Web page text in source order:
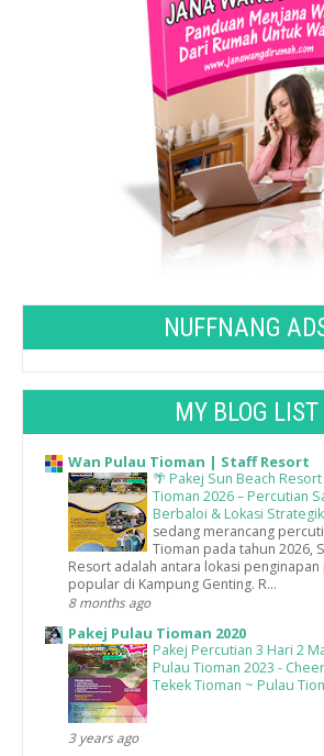
NUFFNANG
MY BLOG LIST
Wan Pulau Tioman | Staff Resort
🌴 Pakej Sun Beach
Tioman 2026 – Percutian
Berbaloi & Lokasi Strategik
sedang merancang
Tioman pada tahun 2026,
Resort adalah antara lokasi penginapan
popular di Kampung Genting. R...
8 months ago
Pakej Pulau Tioman 2020
Pakej Percutian 3 Hari 2
Pulau Tioman 2023 -
Tekek Tioman ~ Pulau
3 years ago